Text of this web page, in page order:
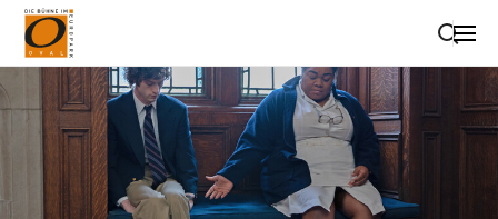
Suche schließen
Wegbeschreibung erhalten